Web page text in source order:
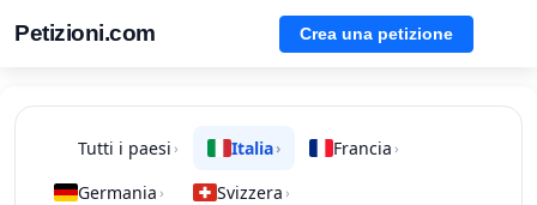
Petizioni.com Crea una petizione
Tutti i paesi › Italia› Francia ›
Germania › Svizzera ›